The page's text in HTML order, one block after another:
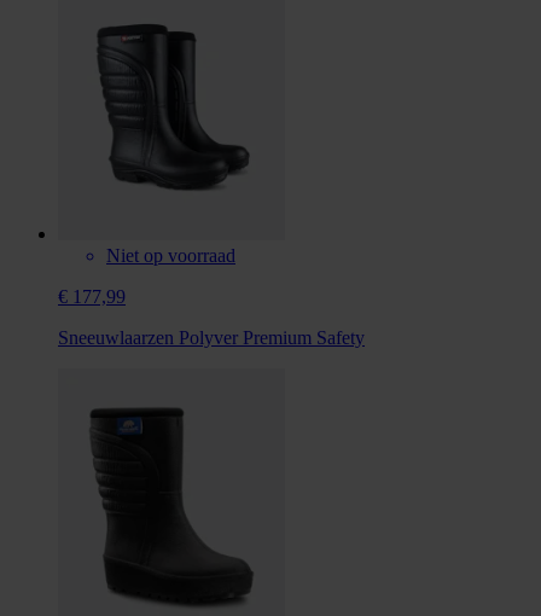
Niet op voorraad
€ 177,99
Sneeuwlaarzen Polyver Premium Safety